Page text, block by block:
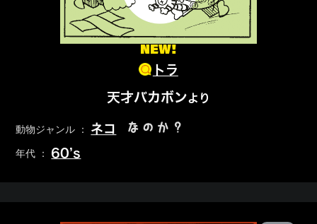
NEW!
トラ
天才バカボンより
動物ジャンル ： ネコ なのか？
年代 ： 60’s